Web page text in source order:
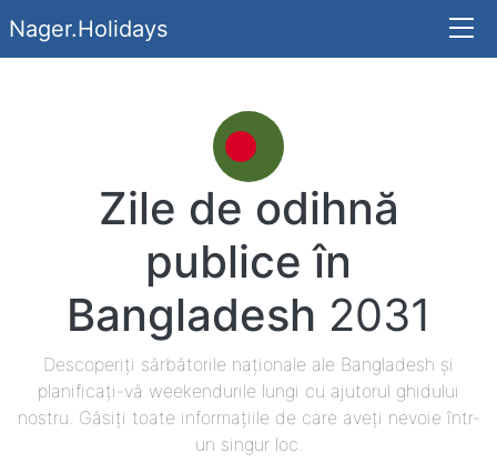
Nager.Holidays
Zile de odihnă
publice în
Bangladesh 2031
Descoperiți sărbătorile naționale ale Bangladesh și
planificați-vă weekendurile lungi cu ajutorul ghidului
nostru. Găsiți toate informațiile de care aveți nevoie într-
un singur loc.